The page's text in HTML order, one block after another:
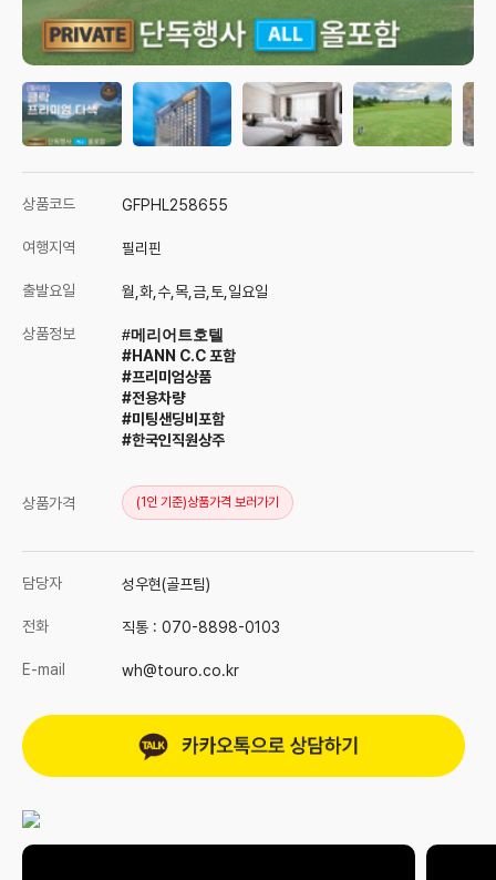
상품코드 GFPHL258655
여행지역 필리핀
출발요일 월,화,수,목,금,토,일요일
상품정보
#메리어트호텔
#HANN C.C 포함
#프리미엄상품
#전용차량
#미팅샌딩비포함
#한국인직원상주
상품가격 (1인 기준)상품가격 보러가기
담당자 성우현(골프팀)
전화 직통 : 070-8898-0103
E-mail wh@touro.co.kr